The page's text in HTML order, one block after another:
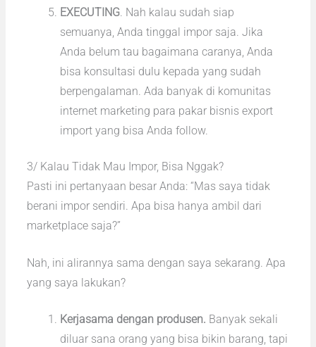
EXECUTING. Nah kalau sudah siap
semuanya, Anda tinggal impor saja. Jika
Anda belum tau bagaimana caranya, Anda
bisa konsultasi dulu kepada yang sudah
berpengalaman. Ada banyak di komunitas
internet marketing para pakar bisnis export
import yang bisa Anda follow.
3/ Kalau Tidak Mau Impor, Bisa Nggak?
Pasti ini pertanyaan besar Anda: “Mas saya tidak
berani impor sendiri. Apa bisa hanya ambil dari
marketplace saja?”
Nah, ini alirannya sama dengan saya sekarang. Apa
yang saya lakukan?
Kerjasama dengan produsen. Banyak sekali
diluar sana orang yang bisa bikin barang, tapi